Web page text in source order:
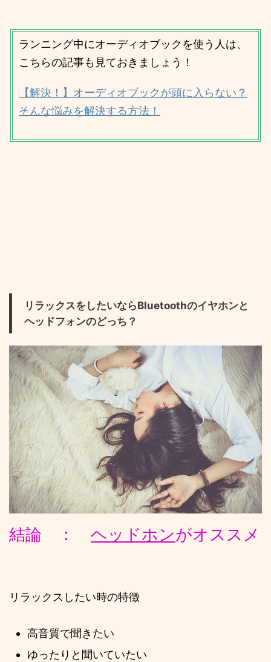
ランニング中にオーディオブックを使う人は、
こちらの記事も見ておきましょう！
【解決！】オーディオブックが頭に入らない？
そんな悩みを解決する方法！
リラックスをしたいならBluetoothのイヤホンと
ヘッドフォンのどっち？
結論 ： ヘッドホンがオススメ
リラックスしたい時の特徴
高音質で聞きたい
ゆったりと聞いていたい